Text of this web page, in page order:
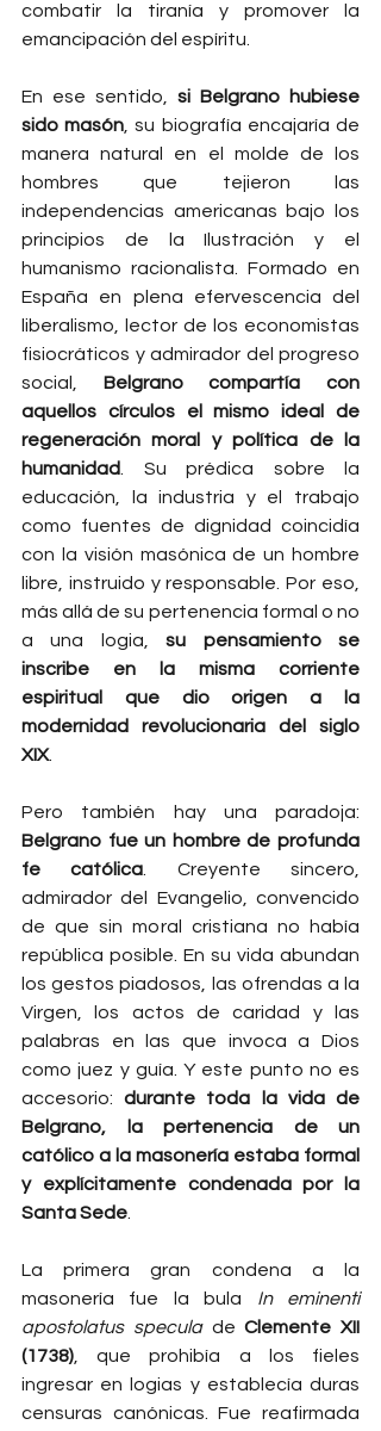
combatir la tiranía y promover la
emancipación del espíritu.
En ese sentido, si Belgrano hubiese
sido masón , su biografía encajaría de
manera natural en el molde de los
hombres que tejieron las
independencias americanas bajo los
principios de la Ilustración y el
humanismo racionalista. Formado en
España en plena efervescencia del
liberalismo, lector de los economistas
fisiocráticos y admirador del progreso
social, Belgrano compartía con
aquellos círculos el mismo ideal de
regeneración moral y política de la
humanidad
. Su prédica sobre la
educación, la industria y el trabajo
como fuentes de dignidad coincidía
con la visión masónica de un hombre
libre, instruido y responsable. Por eso,
más allá de su pertenencia formal o no
a una logia, su pensamiento se
inscribe en la misma corriente
espiritual que dio origen a la
modernidad revolucionaria del siglo
XIX.
Belgrano fue un hombre de profunda
fe católica . Creyente sincero,
admirador del Evangelio, convencido
de que sin moral cristiana no había
república posible. En su vida abundan
los gestos piadosos, las ofrendas a la
Virgen, los actos de caridad y las
palabras en las que invoca a Dios
como juez y guía. Y este punto no es
accesorio: durante toda la vida de
Belgrano, la pertenencia de un
católico a la masonería estaba formal
y explícitamente condenada por la
Santa Sede
La primera gran condena a la
masonería fue la bula In eminenti
apostolatus specula de Clemente XII
(1738) , que prohibía a los fieles
ingresar en logias y establecía duras
censuras canónicas. Fue reafirmada